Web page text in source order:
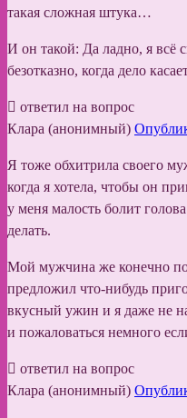
такая сложная штука…
И он такой: Да ладно, я всё
безотказно, когда дело
ответил на вопрос
Клара (анонимный)
Я тоже обхитрила своего
когда я хотела, чтобы он
у меня малость болит
делать.
Мой мужчина же конечно
предложил что-нибудь
вкусный ужин и я даже не
и пожаловаться немного
ответил на вопрос
Клара (анонимный)